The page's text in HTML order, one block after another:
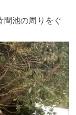
間池の周りをぐ